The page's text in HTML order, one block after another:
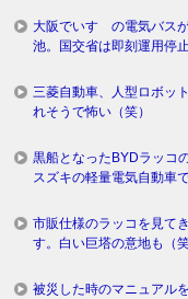
大阪でいすゞの電気バス
池。国交省は即刻運用停
三菱自動車、人型ロボッ
れそうで怖い（笑）
黒船となったBYDラッコ
スズキの軽量電気自動車
市販仕様のラッコを見て
す。白い巨塔の意地も（笑
被災した時のマニュアル